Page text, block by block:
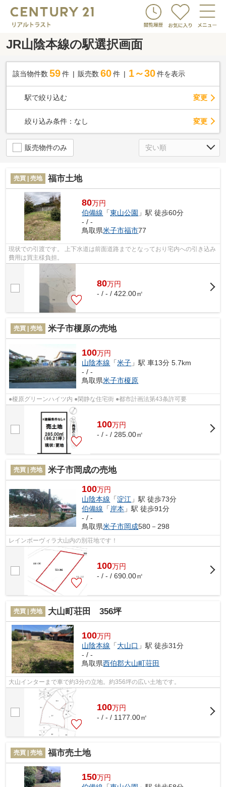
JR山陰本線の駅選択画面
該当物件数 59件 販売数 60 件 1～30 件を表示
駅で絞り込む 変更
絞り込み条件： なし 変更
販売物件のみ
売買 | 売地 福市土地
80万円
伯備線 「東山公園 」駅 徒歩60分
- / -
鳥取県米子市福市77
現状での引渡です。 上下水道は前面道路までとなっており宅内への引き込み
費用は買主様負担。
80万円
- / - / 422.00㎡
売買 | 売地 米子市榎原の売地
100万円
山陰本線 「米子 」駅 車13分 5.7km
- / -
鳥取県米子市榎原
●榎原グリーンハイツ内 ●閑静な住宅街 ●都市計画法第43条許可要
100万円
- / - / 285.00㎡
売買 | 売地 米子市岡成の売地
100万円
山陰本線 「淀江 」駅 徒歩73分
伯備線 「岸本 」駅 徒歩91分
- / -
鳥取県米子市岡成580－298
レインボーヴィラ大山内の別荘地です！
100万円
- / - / 690.00㎡
売買 | 売地 大山町荘田 356坪
100万円
山陰本線 「大山口 」駅 徒歩31分
- / -
鳥取県西伯郡大山町荘田
大山インターまで車で約3分の立地。約356坪の広い土地です。
100万円
- / - / 1177.00㎡
売買 | 売地 福市売土地
150万円